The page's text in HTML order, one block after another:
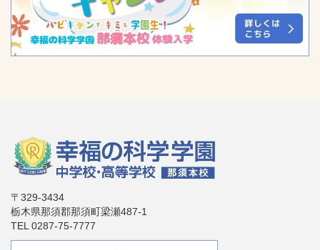
〒329-3434
栃木県那須郡那須町梁瀬487-1
TEL 0287-75-7777